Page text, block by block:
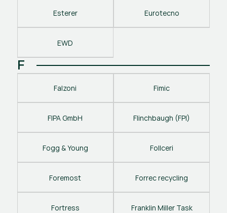
Esterer Eurotecno
EWD
F
Falzoni Fimic
FIPA GmbH Flinchbaugh (FPI)
Fogg & Young Follceri
Foremost Forrec recycling
Fortress Franklin Miller Task